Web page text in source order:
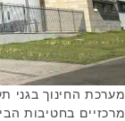
מערכת החינוך בגני
מרכזיים בחטיבות